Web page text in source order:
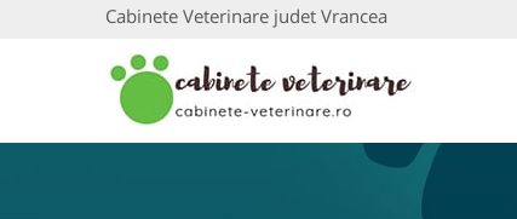
Cabinete Veterinare judet Vrancea